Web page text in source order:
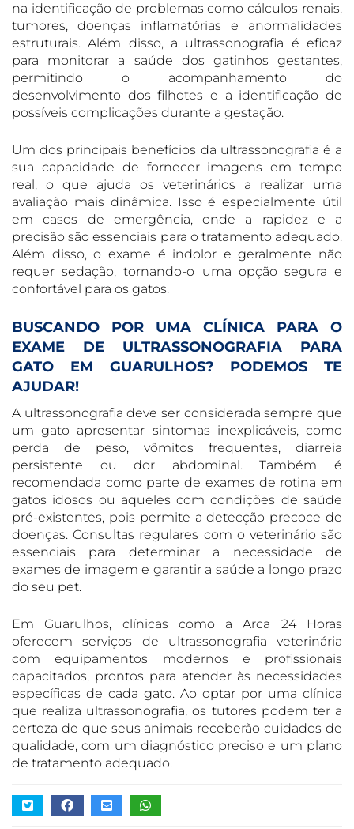
na identificação de problemas como cálculos renais,
tumores, doenças inflamatórias e anormalidades
estruturais. Além disso, a ultrassonografia é eficaz
para monitorar a saúde dos gatinhos gestantes,
permitindo o acompanhamento do
desenvolvimento dos filhotes e a identificação de
possíveis complicações durante a gestação.
Um dos principais benefícios da ultrassonografia é a
sua capacidade de fornecer imagens em tempo
real, o que ajuda os veterinários a realizar uma
avaliação mais dinâmica. Isso é especialmente útil
em casos de emergência, onde a rapidez e a
precisão são essenciais para o tratamento adequado.
Além disso, o exame é indolor e geralmente não
requer sedação, tornando-o uma opção segura e
confortável para os gatos.
BUSCANDO POR UMA CLÍNICA PARA O
EXAME DE ULTRASSONOGRAFIA PARA
GATO EM GUARULHOS? PODEMOS TE
AJUDAR!
A ultrassonografia deve ser considerada sempre que
um gato apresentar sintomas inexplicáveis, como
perda de peso, vômitos frequentes, diarreia
persistente ou dor abdominal. Também é
recomendada como parte de exames de rotina em
gatos idosos ou aqueles com condições de saúde
pré-existentes, pois permite a detecção precoce de
doenças. Consultas regulares com o veterinário são
essenciais para determinar a necessidade de
exames de imagem e garantir a saúde a longo prazo
do seu pet.
Em Guarulhos, clínicas como a Arca 24 Horas
oferecem serviços de ultrassonografia veterinária
com equipamentos modernos e profissionais
capacitados, prontos para atender às necessidades
específicas de cada gato. Ao optar por uma clínica
que realiza ultrassonografia, os tutores podem ter a
certeza de que seus animais receberão cuidados de
qualidade, com um diagnóstico preciso e um plano
de tratamento adequado.